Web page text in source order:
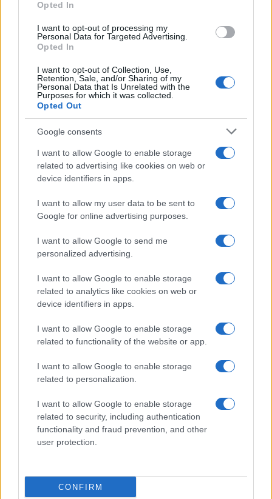
Opted In
I want to opt-out of processing my
Personal Data for Targeted Advertising.
Opted In
I want to opt-out of Collection, Use,
Retention, Sale, and/or Sharing of my
Personal Data that Is Unrelated with the
Purposes for which it was collected.
Opted Out
Google consents
I want to allow Google to enable storage
related to advertising like cookies on web or
device identifiers in apps.
I want to allow my user data to be sent to
Google for online advertising purposes.
I want to allow Google to send me
personalized advertising.
I want to allow Google to enable storage
related to analytics like cookies on web or
device identifiers in apps.
I want to allow Google to enable storage
related to functionality of the website or app.
I want to allow Google to enable storage
related to personalization.
I want to allow Google to enable storage
related to security, including authentication
functionality and fraud prevention, and other
user protection.
CONFIRM
decreto legge anti-Covid
5 anni fa
Atac Coronavirus Cotral fase 2 ultime-notizie
ARTICOLI CORRELATI
terrore sul lungomare romano
UFFICIALE: il Lazio torna in zona rossa. Approvato il
nuovo decreto legge anti-Covid
L’annuncio del ministro Speranza: ​”R0 è sceso sotto